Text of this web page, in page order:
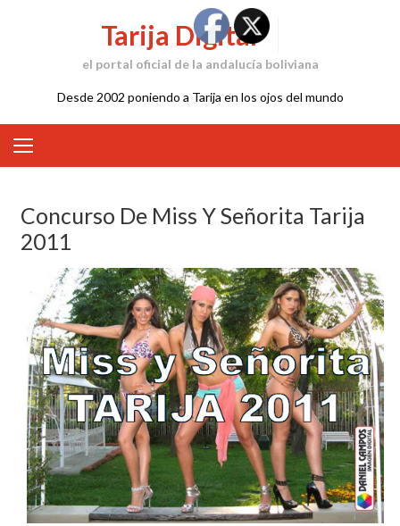
Tarija Digital
el portal oficial de la andalucía boliviana
Desde 2002 poniendo a Tarija en los ojos del mundo
Concurso De Miss Y Señorita Tarija
2011